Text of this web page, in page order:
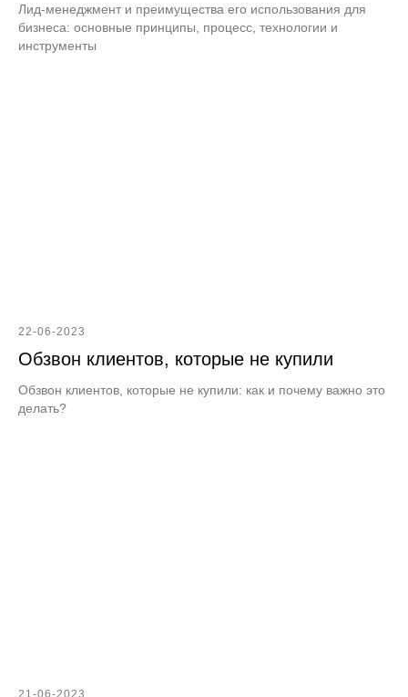
Лид-менеджмент и преимущества его использования для
бизнеса: основные принципы, процесс, технологии и
инструменты
22-06-2023
Обзвон клиентов, которые не купили
Обзвон клиентов, которые не купили: как и почему важно это
делать?
21-06-2023